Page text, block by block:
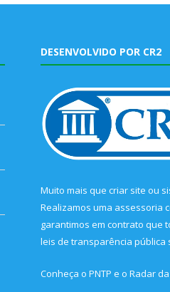
DESENVOLVIDO POR CR2
Muito mais que criar site ou
Realizamos uma assessoria
garantimos em contrato que
leis de transparência pública
Conheça o PNTP e o Radar